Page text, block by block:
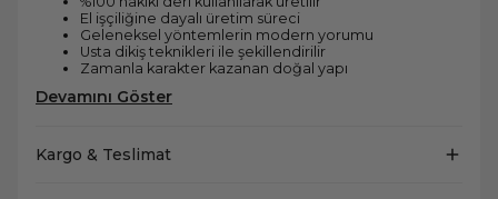
El işçiliğine dayalı üretim süreci
Geleneksel yöntemlerin modern yorumu
Usta dikiş teknikleri ile şekillendirilir
Zamanla karakter kazanan doğal yapı
Devamını Göster
Kargo & Teslimat